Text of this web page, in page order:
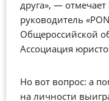
друга», —
руководитель
Общероссийской
Ассоциация
Но вот вопрос: а
на личности